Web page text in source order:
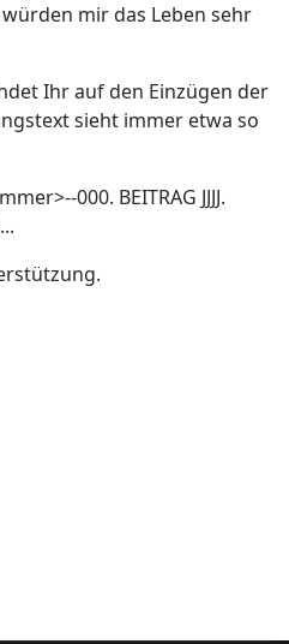
mir das Leben sehr
Ihr auf den Einzügen der
sieht immer etwa so
000. BEITRAG JJJJ.